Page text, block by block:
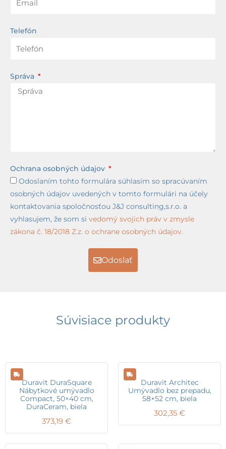
Telefón
Správa
Ochrana osobných údajov
Odoslaním tohto formulára súhlasím so spracúvaním
osobných údajov uvedených v tomto formulári na účely
kontaktovania spoločnosťou J&J consulting,s.r.o. a
vyhlasujem, že som si vedomý svojich práv v zmysle
zákona č. 18/2018 Z.z. o ochrane osobných údajov.
Odoslať
Súvisiace produkty
Duravit DuraSquare
Nábytkové umývadlo
Compact, 50×40 cm,
DuraCeram, biela
373,19 €
Duravit Architec
Umývadlo bez prepadu,
58×52 cm, biela
302,35 €